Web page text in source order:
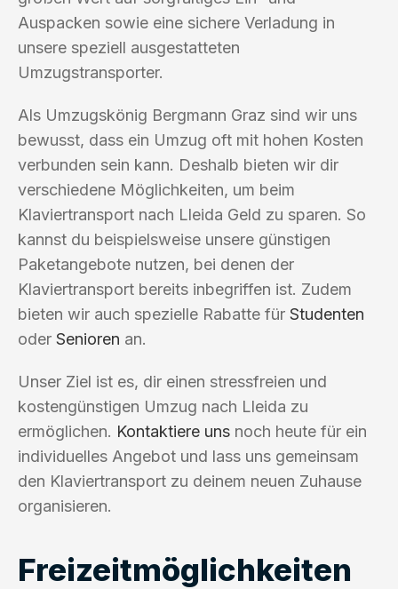
Auspacken sowie eine sichere Verladung in
unsere speziell ausgestatteten
Umzugstransporter.
Als Umzugskönig Bergmann Graz sind wir uns
bewusst, dass ein Umzug oft mit hohen Kosten
verbunden sein kann. Deshalb bieten wir dir
verschiedene Möglichkeiten, um beim
Klaviertransport nach Lleida Geld zu sparen. So
kannst du beispielsweise unsere günstigen
Paketangebote nutzen, bei denen der
Klaviertransport bereits inbegriffen ist. Zudem
bieten wir auch spezielle Rabatte für Studenten
oder Senioren an.
Unser Ziel ist es, dir einen stressfreien und
kostengünstigen Umzug nach Lleida zu
ermöglichen. Kontaktiere uns noch heute für ein
individuelles Angebot und lass uns gemeinsam
den Klaviertransport zu deinem neuen Zuhause
organisieren.
Freizeitmöglichkeiten